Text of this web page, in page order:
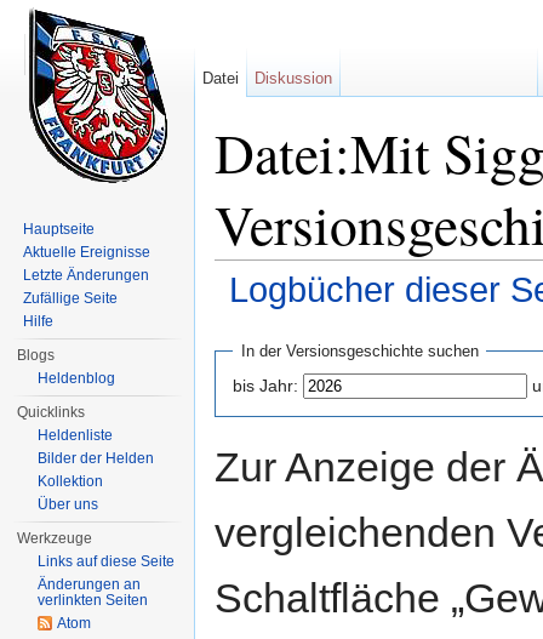
Datei:Mit
Logbücher dieser
In der Versionsgeschichte suchen
bis Jahr:
Zur Anzeige der
vergleichenden
Schaltfläche
Datei Diskussion
Hauptseite
Aktuelle Ereignisse
Letzte Änderungen
Zufällige Seite
Hilfe
Blogs
Heldenblog
Quicklinks
Heldenliste
Bilder der Helden
Kollektion
Über uns
Werkzeuge
Links auf diese Seite
Änderungen an
verlinkten Seiten
Atom